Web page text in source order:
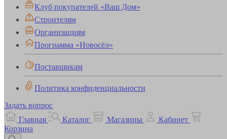
Клуб покупателей «Ваш Дом»
Строителям
Организациям
Программа «Новосёл»
Поставщикам
Политика конфиденциальности
Задать вопрос
Главная
Каталог Магазины
Кабинет
Корзина